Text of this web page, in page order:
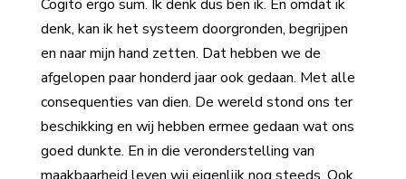
Cogito ergo sum. Ik denk dus ben ik. En omdat ik
denk, kan ik het systeem doorgronden, begrijpen
en naar mijn hand zetten. Dat hebben we de
afgelopen paar honderd jaar ook gedaan. Met alle
consequenties van dien. De wereld stond ons ter
beschikking en wij hebben ermee gedaan wat ons
goed dunkte. En in die veronderstelling van